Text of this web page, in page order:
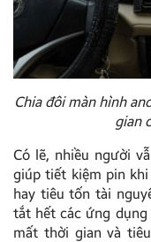
Chia đôi màn hình
gian
Có lẽ, nhiều người
giúp tiết kiệm pin
hay tiêu tốn tài
tắt hết các ứng
mất thời gian và